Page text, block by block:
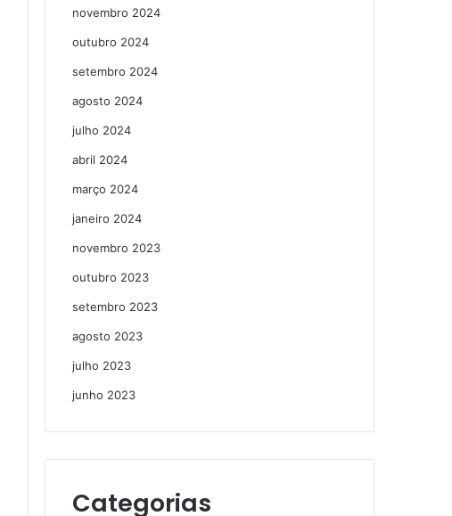
novembro 2024
outubro 2024
setembro 2024
agosto 2024
julho 2024
abril 2024
março 2024
janeiro 2024
novembro 2023
outubro 2023
setembro 2023
agosto 2023
julho 2023
junho 2023
Categorias